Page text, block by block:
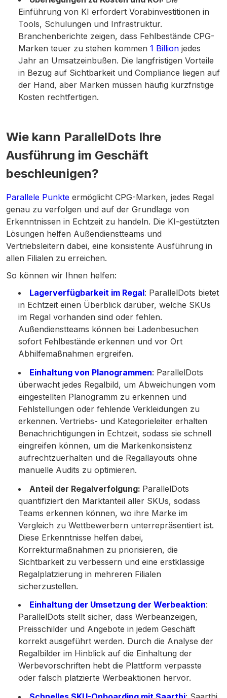
Einführung von KI erfordert Vorabinvestitionen in
Tools, Schulungen und Infrastruktur.
Branchenberichte zeigen, dass Fehlbestände CPG-
Marken teuer zu stehen kommen 1 Billion jedes
Jahr an Umsatzeinbußen. Die langfristigen Vorteile
in Bezug auf Sichtbarkeit und Compliance liegen auf
der Hand, aber Marken müssen häufig kurzfristige
Kosten rechtfertigen.
Wie kann ParallelDots Ihre
Ausführung im Geschäft
beschleunigen?
Parallele Punkte ermöglicht CPG-Marken, jedes Regal
genau zu verfolgen und auf der Grundlage von
Erkenntnissen in Echtzeit zu handeln. Die KI-gestützten
Lösungen helfen Außendienstteams und
Vertriebsleitern dabei, eine konsistente Ausführung in
allen Filialen zu erreichen.
So können wir Ihnen helfen:
Lagerverfügbarkeit im Regal: ParallelDots bietet
in Echtzeit einen Überblick darüber, welche SKUs
im Regal vorhanden sind oder fehlen.
Außendienstteams können bei Ladenbesuchen
sofort Fehlbestände erkennen und vor Ort
Abhilfemaßnahmen ergreifen.
Einhaltung von Planogrammen: ParallelDots
überwacht jedes Regalbild, um Abweichungen vom
eingestellten Planogramm zu erkennen und
Fehlstellungen oder fehlende Verkleidungen zu
erkennen. Vertriebs- und Kategorieleiter erhalten
Benachrichtigungen in Echtzeit, sodass sie schnell
eingreifen können, um die Markenkonsistenz
aufrechtzuerhalten und die Regallayouts ohne
manuelle Audits zu optimieren.
Anteil der Regalverfolgung: ParallelDots
quantifiziert den Marktanteil aller SKUs, sodass
Teams erkennen können, wo ihre Marke im
Vergleich zu Wettbewerbern unterrepräsentiert ist.
Diese Erkenntnisse helfen dabei,
Korrekturmaßnahmen zu priorisieren, die
Sichtbarkeit zu verbessern und eine erstklassige
Regalplatzierung in mehreren Filialen
sicherzustellen.
Einhaltung der Umsetzung der Werbeaktion:
ParallelDots stellt sicher, dass Werbeanzeigen,
Preisschilder und Angebote in jedem Geschäft
korrekt ausgeführt werden. Durch die Analyse der
Regalbilder im Hinblick auf die Einhaltung der
Werbevorschriften hebt die Plattform verpasste
oder falsch platzierte Werbeaktionen hervor.